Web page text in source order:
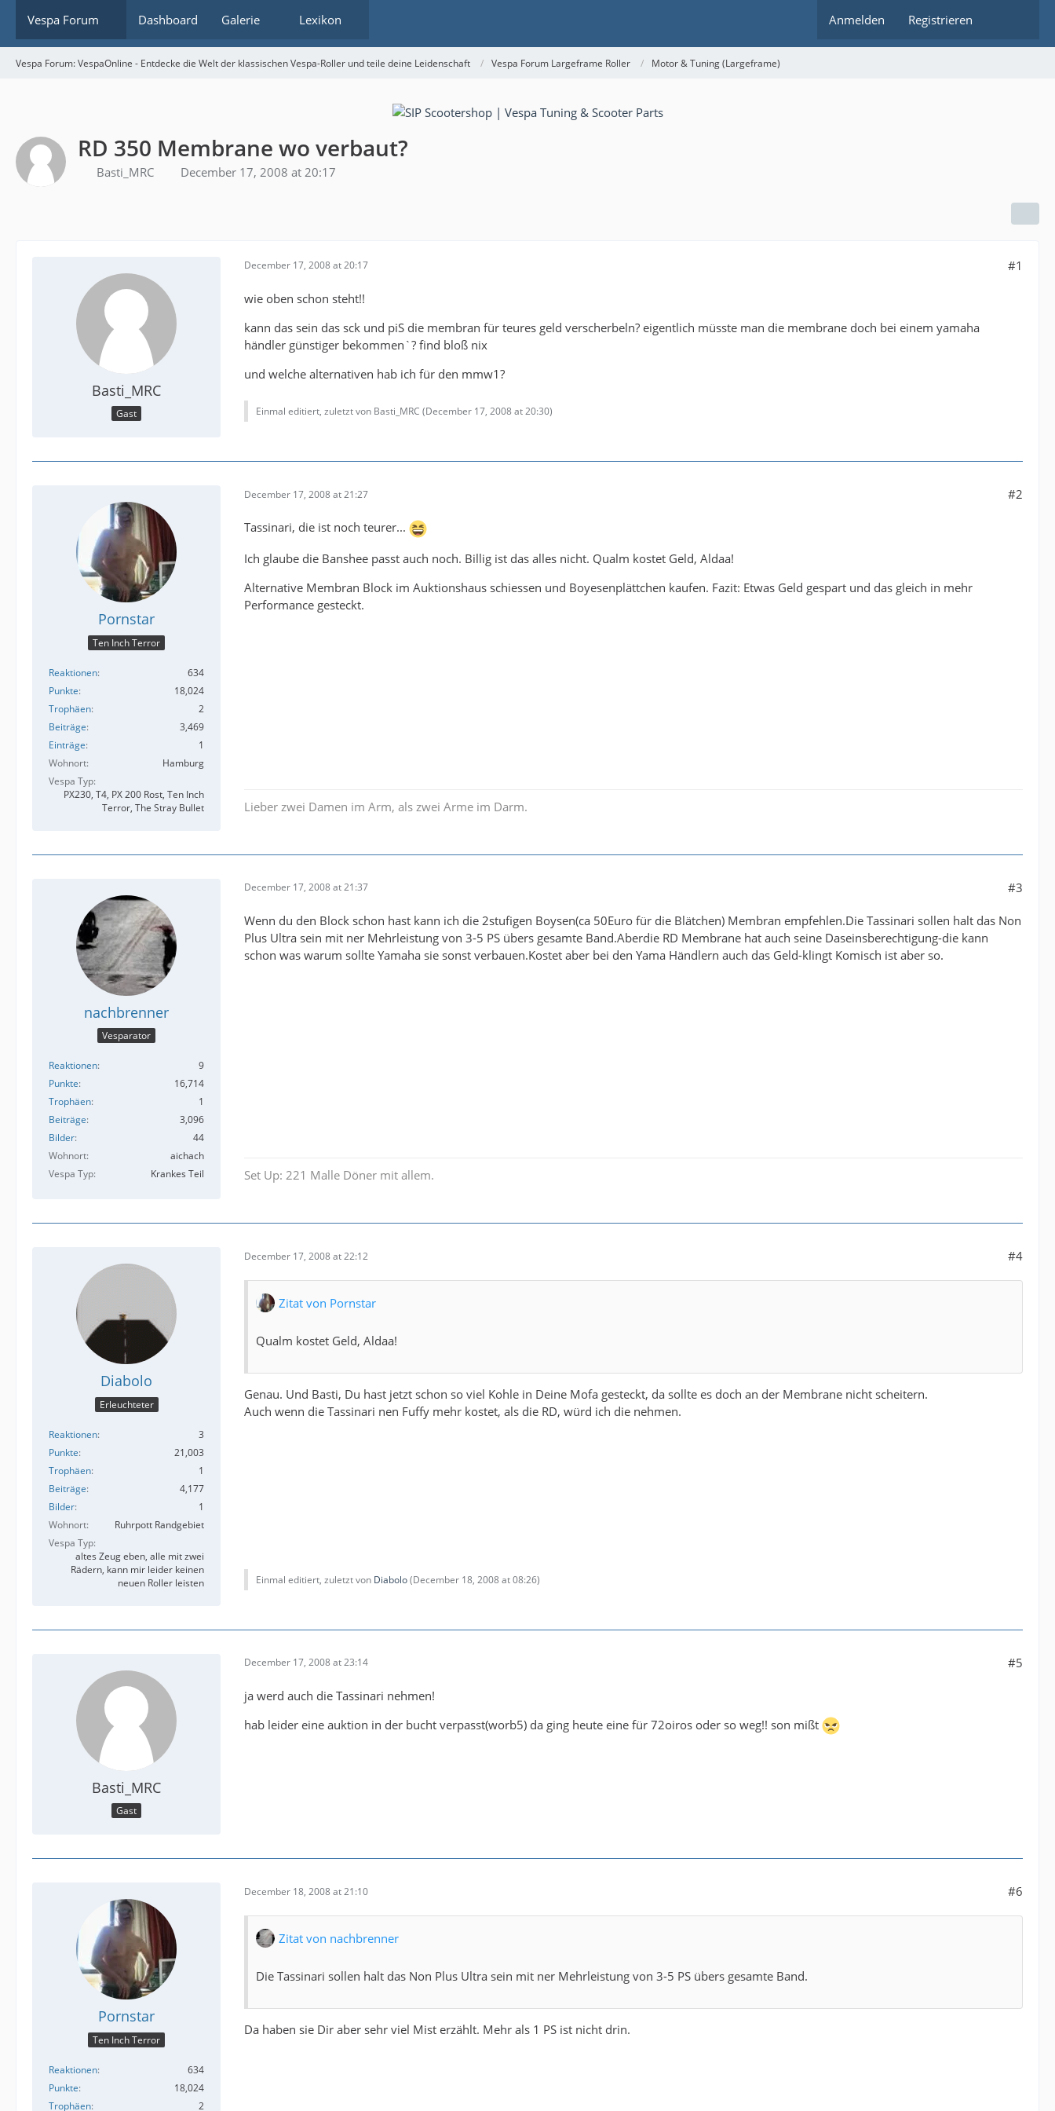
Vespa Forum Dashboard Galerie Lexikon Anmelden Registrieren
Vespa Forum: VespaOnline - Entdecke die Welt der klassischen Vespa-Roller und teile deine Leidenschaft Vespa Forum Largeframe Roller Motor & Tuning (Largeframe)
RD 350 Membrane wo verbaut?
Basti_MRC December 17, 2008 at 20:17
Basti_MRC
Gast
December 17, 2008 at 20:17 #1
wie oben schon steht!!
kann das sein das sck und piS die membran für teures geld verscherbeln? eigentlich müsste man die membrane doch bei einem yamaha
händler günstiger bekommen`? find bloß nix
und welche alternativen hab ich für den mmw1?
Einmal editiert, zuletzt von Basti_MRC (December 17, 2008 at 20:30)
Pornstar
Ten Inch Terror
Reaktionen
634
Punkte
18,024
Trophäen
2
Beiträge
3,469
Einträge
1
Wohnort
Hamburg
Vespa Typ
PX230, T4, PX 200 Rost, Ten Inch
Terror, The Stray Bullet
December 17, 2008 at 21:27 #2
Tassinari, die ist noch teurer...
Ich glaube die Banshee passt auch noch. Billig ist das alles nicht. Qualm kostet Geld, Aldaa!
Alternative Membran Block im Auktionshaus schiessen und Boyesenplättchen kaufen. Fazit: Etwas Geld gespart und das gleich in mehr
Performance gesteckt.
Lieber zwei Damen im Arm, als zwei Arme im Darm.
nachbrenner
Vesparator
Reaktionen
9
Punkte
16,714
Trophäen
1
Beiträge
3,096
Bilder
44
Wohnort
aichach
Vespa Typ
Krankes Teil
December 17, 2008 at 21:37 #3
Wenn du den Block schon hast kann ich die 2stufigen Boysen(ca 50Euro für die Blätchen) Membran empfehlen.Die Tassinari sollen halt das Non
Plus Ultra sein mit ner Mehrleistung von 3-5 PS übers gesamte Band.Aberdie RD Membrane hat auch seine Daseinsberechtigung-die kann
schon was warum sollte Yamaha sie sonst verbauen.Kostet aber bei den Yama Händlern auch das Geld-klingt Komisch ist aber so.
Set Up: 221 Malle Döner mit allem.
Diabolo
Erleuchteter
Reaktionen
3
Punkte
21,003
Trophäen
1
Beiträge
4,177
Bilder
1
Wohnort
Ruhrpott Randgebiet
Vespa Typ
altes Zeug eben, alle mit zwei
Rädern, kann mir leider keinen
neuen Roller leisten
December 17, 2008 at 22:12 #4
Zitat von Pornstar
Qualm kostet Geld, Aldaa!
Genau. Und Basti, Du hast jetzt schon so viel Kohle in Deine Mofa gesteckt, da sollte es doch an der Membrane nicht scheitern.
Auch wenn die Tassinari nen Fuffy mehr kostet, als die RD, würd ich die nehmen.
Einmal editiert, zuletzt von Diabolo(December 18, 2008 at 08:26)
Basti_MRC
Gast
December 17, 2008 at 23:14 #5
ja werd auch die Tassinari nehmen!
hab leider eine auktion in der bucht verpasst(worb5) da ging heute eine für 72oiros oder so weg!! son mißt
Pornstar
Ten Inch Terror
Reaktionen
634
Punkte
18,024
Trophäen
2
December 18, 2008 at 21:10 #6
Zitat von nachbrenner
Die Tassinari sollen halt das Non Plus Ultra sein mit ner Mehrleistung von 3-5 PS übers gesamte Band.
Da haben sie Dir aber sehr viel Mist erzählt. Mehr als 1 PS ist nicht drin.